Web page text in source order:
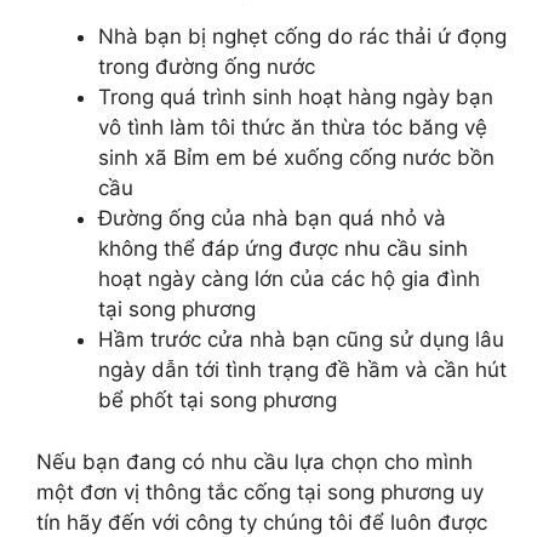
Nhà bạn bị nghẹt cống do rác thải ứ đọng
trong đường ống nước
Trong quá trình sinh hoạt hàng ngày bạn
vô tình làm tôi thức ăn thừa tóc băng vệ
sinh xã Bỉm em bé xuống cống nước bồn
cầu
Đường ống của nhà bạn quá nhỏ và
không thể đáp ứng được nhu cầu sinh
hoạt ngày càng lớn của các hộ gia đình
tại song phương
Hầm trước cửa nhà bạn cũng sử dụng lâu
ngày dẫn tới tình trạng đề hầm và cần hút
bể phốt tại song phương
Nếu bạn đang có nhu cầu lựa chọn cho mình
một đơn vị thông tắc cống tại song phương uy
tín hãy đến với công ty chúng tôi để luôn được